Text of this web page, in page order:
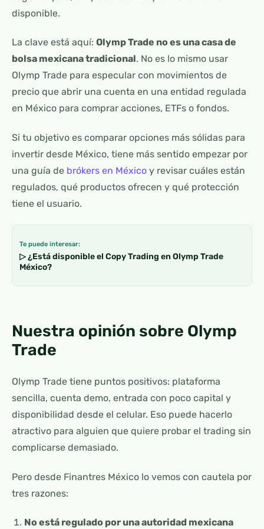
disponible.
La clave está aquí: Olymp Trade no es una casa de
bolsa mexicana tradicional. No es lo mismo usar
Olymp Trade para especular con movimientos de
precio que abrir una cuenta en una entidad regulada
en México para comprar acciones, ETFs o fondos.
Si tu objetivo es comparar opciones más sólidas para
invertir desde México, tiene más sentido empezar por
una guía de brókers en México y revisar cuáles están
regulados, qué productos ofrecen y qué protección
tiene el usuario.
Te puede interesar:
▷ ¿Está disponible el Copy Trading en Olymp Trade
México?
Nuestra opinión sobre Olymp
Trade
Olymp Trade tiene puntos positivos: plataforma
sencilla, cuenta demo, entrada con poco capital y
disponibilidad desde el celular. Eso puede hacerlo
atractivo para alguien que quiere probar el trading sin
complicarse demasiado.
Pero desde Finantres México lo vemos con cautela por
tres razones:
No está regulado por una autoridad mexicana